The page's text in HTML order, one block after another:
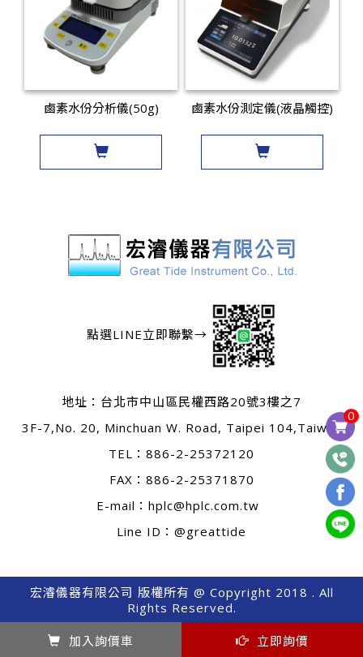
0
0
加入詢價車 立即詢價
鹵素水份分析儀(50g) 鹵素水份測定儀(液晶觸控)
點選LINE立即聯繫→
地址： 台北市中山區民權西路20號3樓之7
3F-7,No. 20, Minchuan W. Road, Taipei 104,Taiwan
TEL： 886-2-25372120
FAX：886-2-25371870
E-mail： hplc@hplc.com.tw
Line ID：@greattide
宏濬儀器有限公司 版權所有 @ Copyright 2018 . All
Rights Reserved.